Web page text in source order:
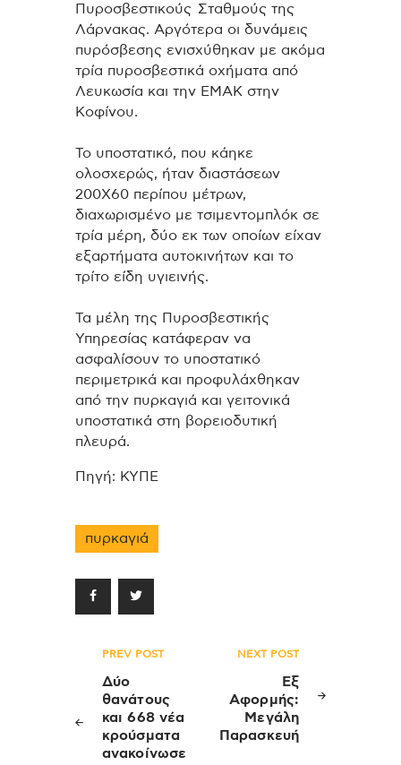
Πυροσβεστικούς Σταθμούς της
Λάρνακας. Αργότερα οι δυνάμεις
πυρόσβεσης ενισχύθηκαν με ακόμα
τρία πυροσβεστικά οχήματα από
Λευκωσία και την ΕΜΑΚ στην
Κοφίνου.
Το υποστατικό, που κάηκε
ολοσχερώς, ήταν διαστάσεων
200Χ60 περίπου μέτρων,
διαχωρισμένο με τσιμεντομπλόκ σε
τρία μέρη, δύο εκ των οποίων είχαν
εξαρτήματα αυτοκινήτων και το
τρίτο είδη υγιεινής.
Τα μέλη της Πυροσβεστικής
Υπηρεσίας κατάφεραν να
ασφαλίσουν το υποστατικό
περιμετρικά και προφυλάχθηκαν
από την πυρκαγιά και γειτονικά
υποστατικά στη βορειοδυτική
πλευρά.
Πηγή: ΚΥΠΕ
πυρκαγιά
Πλοήγηση
άρθρων
PREV POST
Δύο
θανάτους
και 668 νέα
κρούσματα
ανακοίνωσε
NEXT POST
Εξ
Αφορμής:
Μεγάλη
Παρασκευή